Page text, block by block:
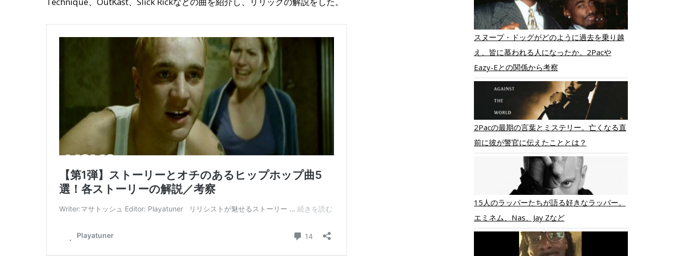
スヌープ・ドッグがどのように過去を乗り越
え、皆に慕われる人になったか。2Pacや
Eazy-Eとの関係から考察
2Pacの最期の言葉とミステリー。亡くなる直
前に彼が警官に伝えたこととは？
15人のラッパーたちが語る好きなラッパー。
エミネム、Nas、Jay Zなど